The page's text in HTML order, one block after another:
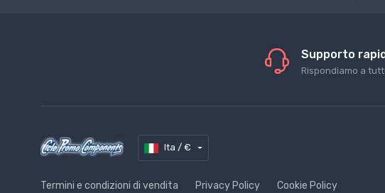
Supporto
Rispondiamo a
Ita / €
Termini e condizioni di vendita Privacy Policy
Cookie Policy